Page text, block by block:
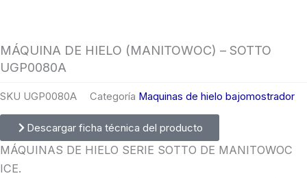
MÁQUINA DE HIELO (MANITOWOC) – SOTTO
UGP0080A
SKU UGP0080A Categoría Maquinas de hielo bajomostrador
Descargar ficha técnica del producto
MÁQUINAS DE HIELO SERIE SOTTO DE MANITOWOC
ICE.